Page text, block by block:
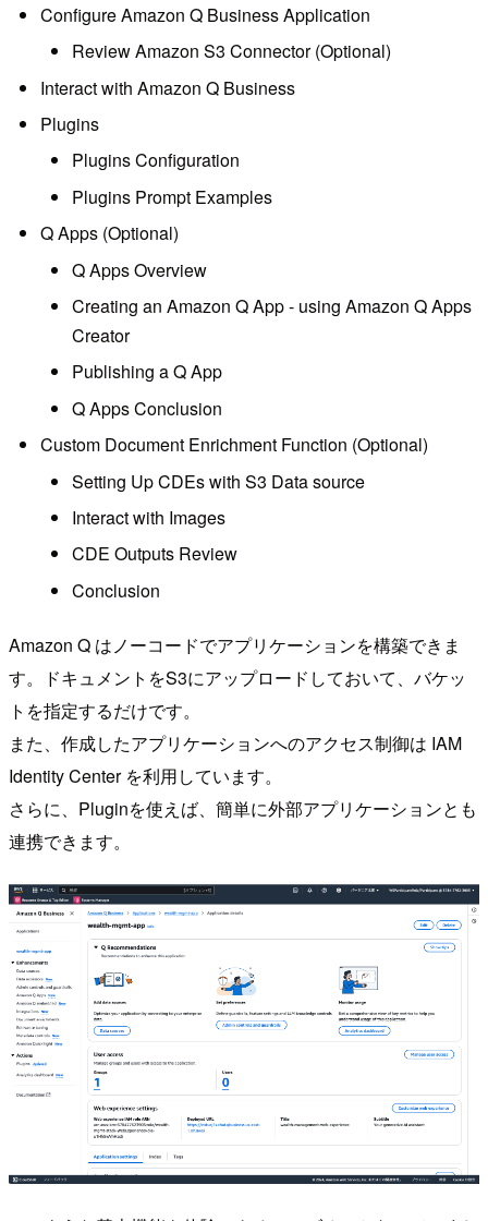
Configure Amazon Q Business Application
Review Amazon S3 Connector (Optional)
Interact with Amazon Q Business
Plugins
Plugins Configuration
Plugins Prompt Examples
Q Apps (Optional)
Q Apps Overview
Creating an Amazon Q App - using Amazon Q Apps
Creator
Publishing a Q App
Q Apps Conclusion
Custom Document Enrichment Function (Optional)
Setting Up CDEs with S3 Data source
Interact with Images
CDE Outputs Review
Conclusion
Amazon Q はノーコードでアプリケーションを構築できま
す。ドキュメントをS3にアップロードしておいて、バケッ
トを指定するだけです。
また、作成したアプリケーションへのアクセス制御は IAM
Identity Center を利用しています。
さらに、Pluginを使えば、簡単に外部アプリケーションとも
連携できます。